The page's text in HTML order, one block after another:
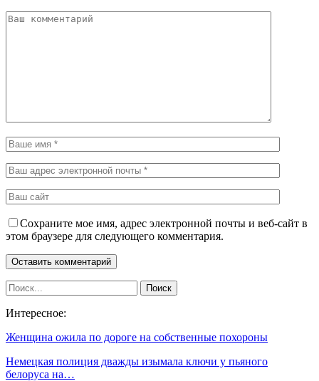
Сохраните мое имя, адрес электронной почты и веб-сайт в
этом браузере для следующего комментария.
Интересное:
Женщина ожила по дороге на собственные похороны
Немецкая полиция дважды изымала ключи у пьяного
белоруса на…